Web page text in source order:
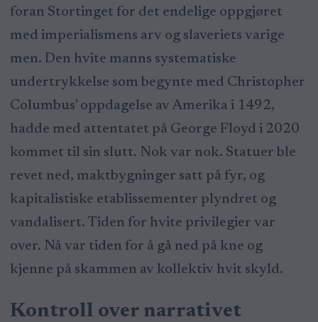
foran Stortinget for det endelige oppgjøret
med imperialismens arv og slaveriets varige
men. Den hvite manns systematiske
undertrykkelse som begynte med Christopher
Columbus' oppdagelse av Amerika i 1492,
hadde med attentatet på George Floyd i 2020
kommet til sin slutt. Nok var nok. Statuer ble
revet ned, maktbygninger satt på fyr, og
kapitalistiske etablissementer plyndret og
vandalisert. Tiden for hvite privilegier var
over. Nå var tiden for å gå ned på kne og
kjenne på skammen av kollektiv hvit skyld.
Kontroll over narrativet